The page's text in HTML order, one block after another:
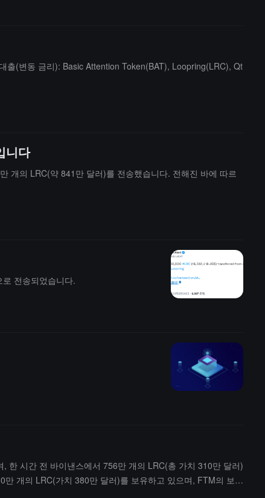
출(변동 금리): Basic Attention Token(BAT), Loopring(LRC), Qt
니다
개의 LRC(약 841만 달러)를 전송했습니다. 전해진 바에 따르
전송되었습니다.
한 시간 전 바이낸스에서 756만 개의 LRC(총 가치 310만 달러)
개의 LRC(가치 380만 달러)를 보유하고 있으며, FTM의 보유